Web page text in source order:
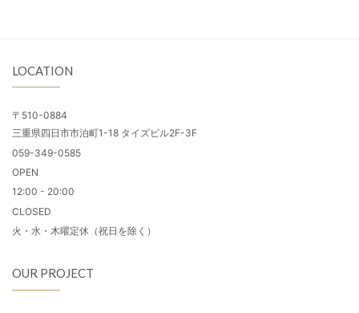
LOCATION
〒510-0884
三重県四日市市泊町1-18 タイズビル2F-3F
059-349-0585
OPEN
12:00 - 20:00
CLOSED
火・水・木曜定休（祝日を除く）
OUR PROJECT